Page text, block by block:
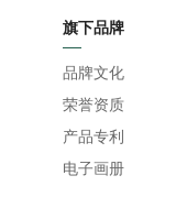
旗下品牌
品牌文化
荣誉资质
产品专利
电子画册